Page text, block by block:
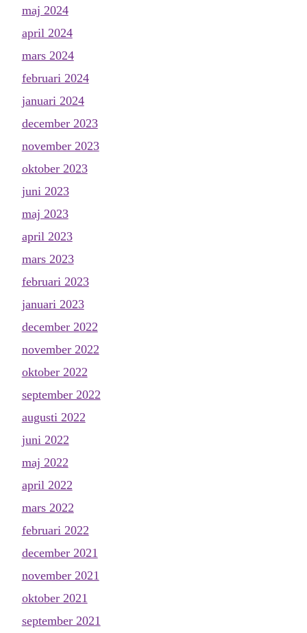
maj 2024
april 2024
mars 2024
februari 2024
januari 2024
december 2023
november 2023
oktober 2023
juni 2023
maj 2023
april 2023
mars 2023
februari 2023
januari 2023
december 2022
november 2022
oktober 2022
september 2022
augusti 2022
juni 2022
maj 2022
april 2022
mars 2022
februari 2022
december 2021
november 2021
oktober 2021
september 2021